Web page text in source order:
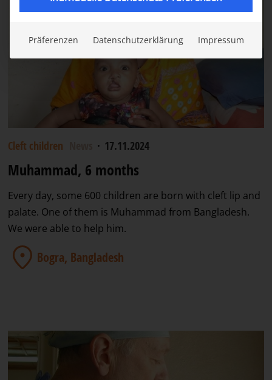
Cleft children · 17.11.2024
Muhammad, 6 months
Every day, some 600 children are born with cleft lip and
palate. One of them is Muhammad from Bangladesh.
We were able to help him.
Bogra, Bangladesh
Präferenzen Datenschutzerklärung Impressum